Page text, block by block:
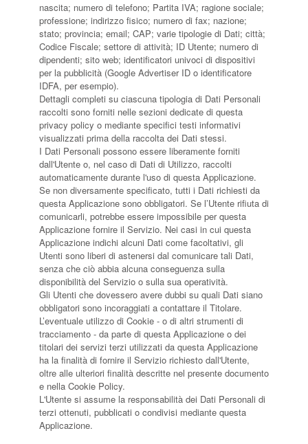
nascita; numero di telefono; Partita IVA; ragione sociale;
professione; indirizzo fisico; numero di fax; nazione;
stato; provincia; email; CAP; varie tipologie di Dati; città;
Codice Fiscale; settore di attività; ID Utente; numero di
dipendenti; sito web; identificatori univoci di dispositivi
per la pubblicità (Google Advertiser ID o identificatore
IDFA, per esempio).
Dettagli completi su ciascuna tipologia di Dati Personali
raccolti sono forniti nelle sezioni dedicate di questa
privacy policy o mediante specifici testi informativi
visualizzati prima della raccolta dei Dati stessi.
I Dati Personali possono essere liberamente forniti
dall'Utente o, nel caso di Dati di Utilizzo, raccolti
automaticamente durante l'uso di questa Applicazione.
Se non diversamente specificato, tutti i Dati richiesti da
questa Applicazione sono obbligatori. Se l’Utente rifiuta di
comunicarli, potrebbe essere impossibile per questa
Applicazione fornire il Servizio. Nei casi in cui questa
Applicazione indichi alcuni Dati come facoltativi, gli
Utenti sono liberi di astenersi dal comunicare tali Dati,
senza che ciò abbia alcuna conseguenza sulla
disponibilità del Servizio o sulla sua operatività.
Gli Utenti che dovessero avere dubbi su quali Dati siano
obbligatori sono incoraggiati a contattare il Titolare.
L’eventuale utilizzo di Cookie - o di altri strumenti di
tracciamento - da parte di questa Applicazione o dei
titolari dei servizi terzi utilizzati da questa Applicazione
ha la finalità di fornire il Servizio richiesto dall'Utente,
oltre alle ulteriori finalità descritte nel presente documento
e nella Cookie Policy.
L'Utente si assume la responsabilità dei Dati Personali di
terzi ottenuti, pubblicati o condivisi mediante questa
Applicazione.
Tiro a Palla
Tiro con l'arco da caccia
Field Target
Paintball
Softair
Cinofilia Sportiva
Agility
DiscDog
Dog Balance
Dog Trail
Dog Triathlon
Hoopers
Mantrailing
Nosework
Obedience